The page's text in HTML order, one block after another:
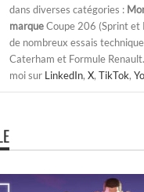
dans diverses catégories :
marqueCoupe 206 (Sprint et
de nombreux essais
Caterham et Formule
moi sur LinkedIn, X, TikTok,